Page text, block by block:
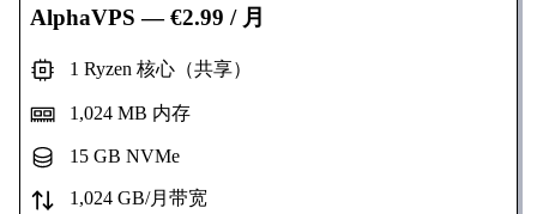
AlphaVPS — €2.99 / 月
1 Ryzen 核心（共享）
1,024 MB 内存
15 GB NVMe
1,024 GB/月带宽